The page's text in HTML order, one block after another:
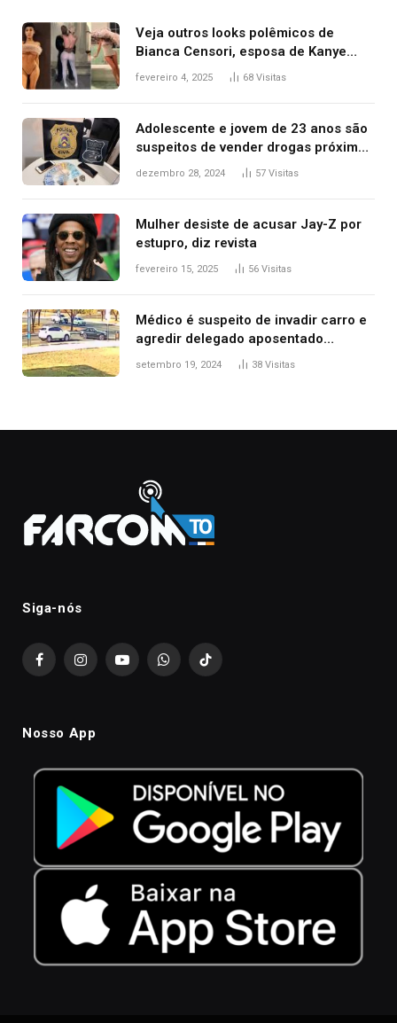
Veja outros looks polêmicos de
Bianca Censori, esposa de Kanye
West que apareceu nua no Grammy
fevereiro 4, 2025 68 Visitas
Adolescente e jovem de 23 anos são
suspeitos de vender drogas próximo
de delegacia e escola, diz polícia
dezembro 28, 2024 57 Visitas
Mulher desiste de acusar Jay-Z por
estupro, diz revista
fevereiro 15, 2025 56 Visitas
Médico é suspeito de invadir carro e
agredir delegado aposentado
durante confusão no trânsito
setembro 19, 2024 38 Visitas
Siga-nós
FacebookInstagramYouTubeWhatsAppTikTok
Nosso App